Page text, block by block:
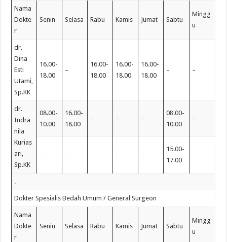
Nama
Dokte
r
Senin Selasa Rabu Kamis Jumat Sabtu
Mingg
u
dr.
Dina
Esti
Utami,
Sp.KK
16.00-
18.00
–
16.00-
18.00
16.00-
18.00
16.00-
18.00
– –
dr.
Indra
nila
Kurias
ari,
Sp.KK
08.00-
10.00
16.00-
18.00
– – –
08.00-
10.00
–
– – – – –
15.00-
17.00
–
.
Dokter Spesialis Bedah Umum / General Surgeon
Nama
Dokte
r
Senin Selasa Rabu Kamis Jumat Sabtu
Mingg
u